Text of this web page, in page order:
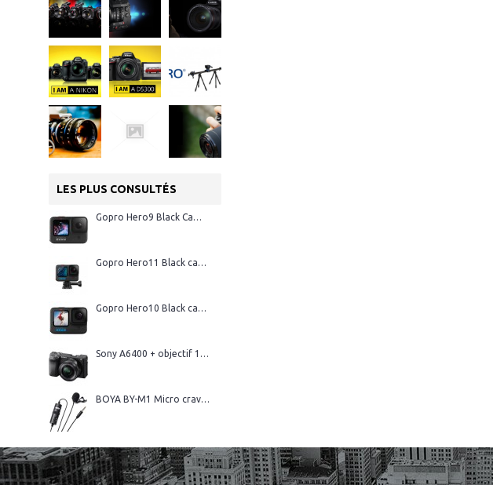
LES PLUS CONSULTÉS
Gopro Hero9 Black Caméra d'action
Gopro Hero11 Black caméra d'action
Gopro Hero10 Black caméra d'action
Sony A6400 + objectif 16-50 mm
BOYA BY-M1 Micro cravate professionnel avec connecteur TRRS